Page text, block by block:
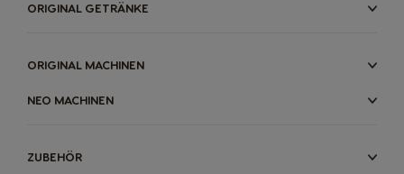
ORIGINAL GETRÄNKE
ORIGINAL MACHINEN
NEO MACHINEN
ZUBEHÖR